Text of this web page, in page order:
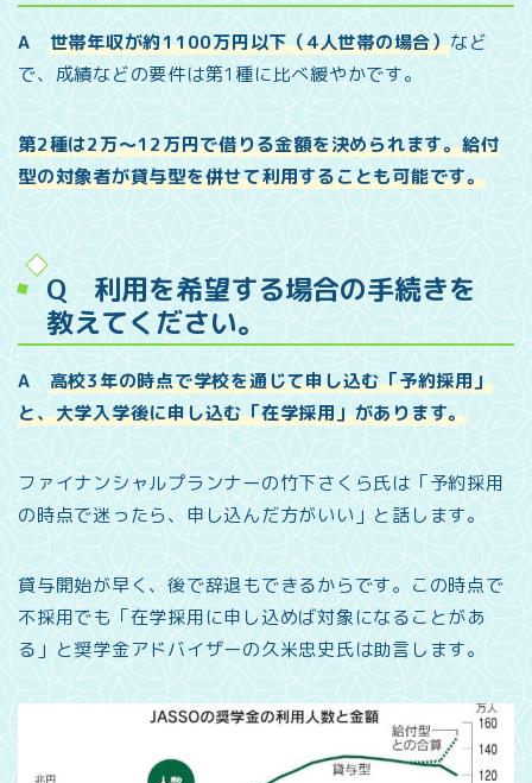
A 世帯年収が約1100万円以下（4人世帯の場合）など
で、成績などの要件は第1種に比べ緩やかです。
第2種は2万～12万円で借りる金額を決められます。給付
型の対象者が貸与型を併せて利用することも可能です。
Q 利用を希望する場合の手続きを
教えてください。
A
高校3年の時点で学校を通じて申し込む「予約採用」
と、大学入学後に申し込む「在学採用」があります。
ファイナンシャルプランナーの竹下さくら氏は「予約採用
の時点で迷ったら、申し込んだ方がいい」と話します。
貸与開始が早く、後で辞退もできるからです。この時点で
不採用でも「在学採用に申し込めば対象になることがあ
る」と奨学金アドバイザーの久米忠史氏は助言します。